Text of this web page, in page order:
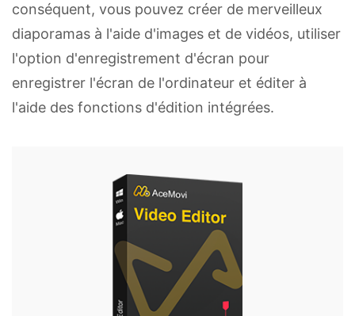
conséquent, vous pouvez créer de merveilleux
diaporamas à l'aide d'images et de vidéos, utiliser
l'option d'enregistrement d'écran pour
enregistrer l'écran de l'ordinateur et éditer à
l'aide des fonctions d'édition intégrées.